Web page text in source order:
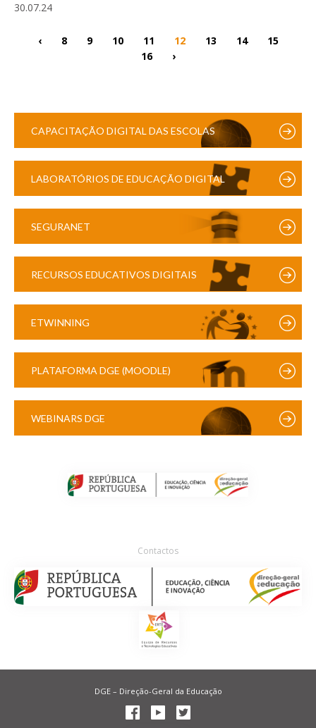
30.07.24
‹ 8 9 10 11 12 13 14
15
16
›
CAPACITAÇÃO DIGITAL DAS ESCOLAS
LABORATÓRIOS DE EDUCAÇÃO DIGITAL
SEGURANET
RECURSOS EDUCATIVOS DIGITAIS
ETWINNING
PLATAFORMA DGE (MOODLE)
WEBINARS DGE
Contactos
DGE – Direção-Geral da Educação